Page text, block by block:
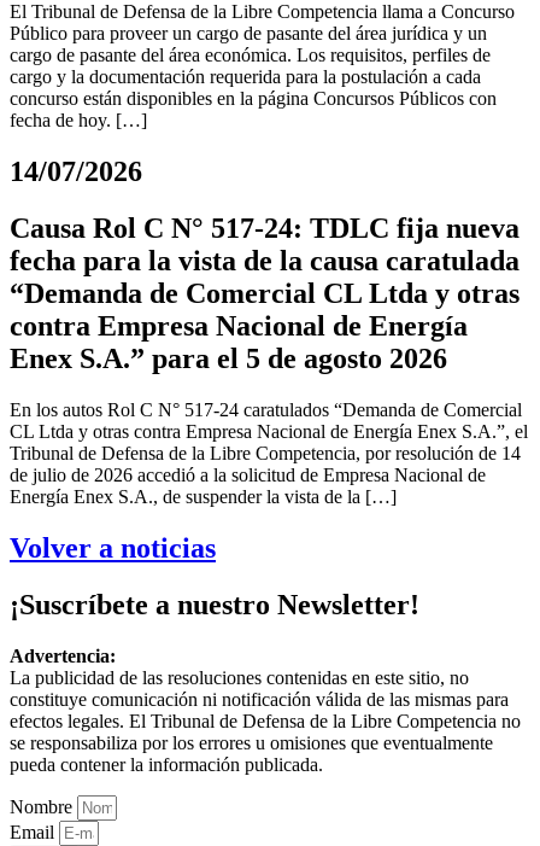
El Tribunal de Defensa de la Libre Competencia llama a Concurso
Público para proveer un cargo de pasante del área jurídica y un
cargo de pasante del área económica. Los requisitos, perfiles de
cargo y la documentación requerida para la postulación a cada
concurso están disponibles en la página Concursos Públicos con
fecha de hoy. […]
14/07/2026
Causa Rol C N° 517-24: TDLC fija nueva
fecha para la vista de la causa caratulada
“Demanda de Comercial CL Ltda y otras
contra Empresa Nacional de Energía
Enex S.A.” para el 5 de agosto 2026
En los autos Rol C N° 517-24 caratulados “Demanda de Comercial
CL Ltda y otras contra Empresa Nacional de Energía Enex S.A.”, el
Tribunal de Defensa de la Libre Competencia, por resolución de 14
de julio de 2026 accedió a la solicitud de Empresa Nacional de
Energía Enex S.A., de suspender la vista de la […]
Volver a noticias
¡Suscríbete a nuestro Newsletter!
Advertencia:
La publicidad de las resoluciones contenidas en este sitio, no
constituye comunicación ni notificación válida de las mismas para
efectos legales. El Tribunal de Defensa de la Libre Competencia no
se responsabiliza por los errores u omisiones que eventualmente
pueda contener la información publicada.
Nombre
Email